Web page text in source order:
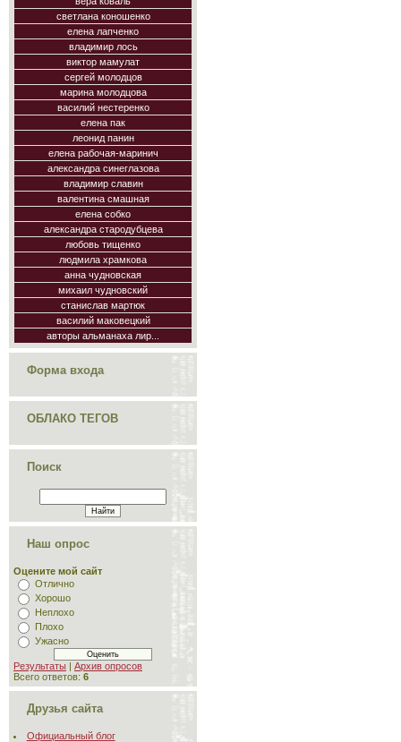
светлана коношенко
елена лапченко
владимир лось
виктор мамулат
сергей молодцов
марина молодцова
василий нестеренко
елена пак
леонид панин
елена рабочая-маринич
александра синеглазова
владимир славин
валентина смашная
елена собко
александра стародубцева
любовь тищенко
людмила храмкова
анна чудновская
михаил чудновский
станислав мартюк
василий маковецкий
авторы альманаха лир...
Форма входа
ОБЛАКО ТЕГОВ
Поиск
Наш опрос
Оцените мой сайт
Отлично
Хорошо
Неплохо
Плохо
Ужасно
Результаты | Архив опросов
Всего ответов: 6
Друзья сайта
Официальный блог